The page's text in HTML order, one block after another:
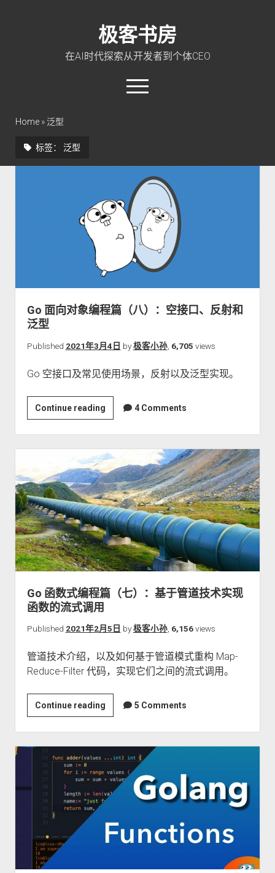
极客书房
在AI时代探索从开发者到个体CEO
open
menu
PHP 全栈指南
玩转 ChatGPT
软件工程
成长思维
极客智坊文档
关于本站
Home» 泛型
标签： 泛型
Go 面向对象编程篇（八）：空接口、反射和
泛型
Published 2021年3月4日 by极客小孙, 6,705 views
Go 空接口及常见使用场景，反射以及泛型实现。
Continue readingGo
面
向
对
象
编
程
篇
（八）：
空
接
口、
射
泛
4 Comments
Go 函数式编程篇（七）：基于管道技术实现
函数的流式调用
Published 2021年2月5日 by极客小孙, 6,156views
管道技术介绍，以及如何基于管道模式重构 Map-
Reduce-Filter 代码，实现它们之间的流式调用。
Continue readingGo
函
数
式
程
篇
基
于
道
5 Comments